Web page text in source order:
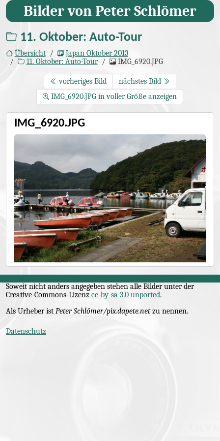
Bilder von Peter Schlömer
11. Oktober: Auto-Tour
Übersicht
Japan Oktober 2013
11. Oktober: Auto-Tour
IMG_6920.JPG
vorheriges Bild
nächstes Bild
IMG_6920.JPG in voller Größe anzeigen
IMG_6920.JPG
Soweit nicht anders angegeben stehen alle Bilder unter der
Creative-Commons-Lizenz cc-by-sa 3.0 unported.
Als Urheber ist Peter Schlömer/pix.dapete.netzu nennen.
Datenschutz